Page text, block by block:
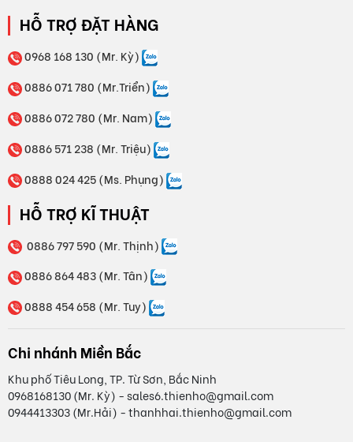
HỖ TRỢ ĐẶT HÀNG
0968 168 130 (Mr. Kỳ)
0886 071 780 (Mr.Triển)
0886 072 780 (Mr. Nam)
0886 571 238 (Mr. Triệu)
0888 024 425 (Ms. Phụng)
HỖ TRỢ KĨ THUẬT
0886 797 590 (Mr. Thịnh)
0886 864 483 (Mr. Tân)
0888 454 658 (Mr. Tuy)
Chi nhánh Miền Bắc
Khu phố Tiêu Long, TP. Từ Sơn, Bắc Ninh
0968168130 (Mr. Kỳ) - sales6.thienho@gmail.com
0944413303 (Mr.Hải) - thanhhai.thienho@gmail.com